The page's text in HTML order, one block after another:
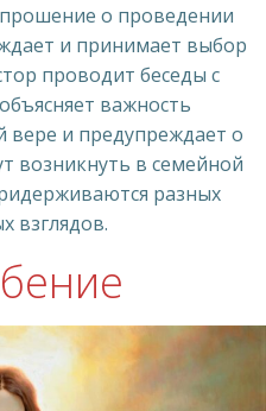
о проведении
и принимает выбор
проводит беседы с
важность
вере и предупреждает о
возникнуть в семейной
разных
взглядов.